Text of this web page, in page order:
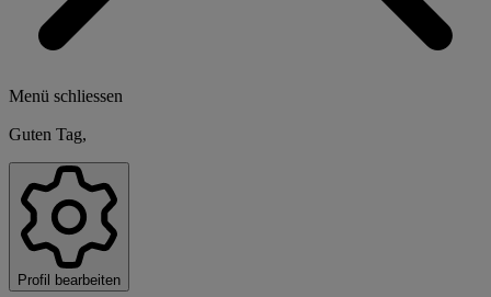
Menü schliessen
Guten Tag,
Profil bearbeiten